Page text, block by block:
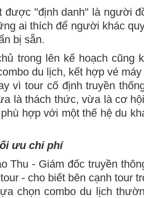
được "định danh" là người
ai thích để người khác
bị sẵn.
trong lên kế hoạch cũng
du lịch, kết hợp vé
vì tour cố định truyền
là thách thức, vừa là cơ
hợp với một thế hệ du
ưu chi phí
Thu - Giám đốc truyền
- cho biết bên cạnh tour
chọn combo du lịch